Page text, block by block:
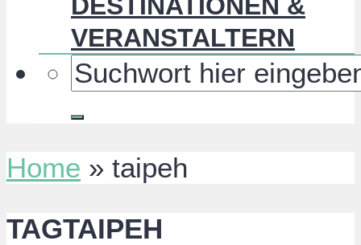
VERANSTALTERN
Home » taipeh
TAGTAIPEH